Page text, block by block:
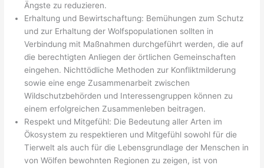
Ängste zu reduzieren.
Erhaltung und Bewirtschaftung: Bemühungen zum Schutz
und zur Erhaltung der Wolfspopulationen sollten in
Verbindung mit Maßnahmen durchgeführt werden, die auf
die berechtigten Anliegen der örtlichen Gemeinschaften
eingehen. Nichttödliche Methoden zur Konfliktmilderung
sowie eine enge Zusammenarbeit zwischen
Wildschutzbehörden und Interessengruppen können zu
einem erfolgreichen Zusammenleben beitragen.
Respekt und Mitgefühl: Die Bedeutung aller Arten im
Ökosystem zu respektieren und Mitgefühl sowohl für die
Tierwelt als auch für die Lebensgrundlage der Menschen in
von Wölfen bewohnten Regionen zu zeigen, ist von